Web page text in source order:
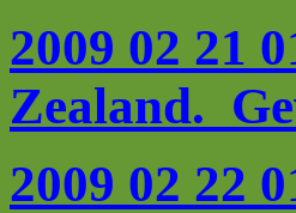
2009 02 21
Zealand.
2009 02 22